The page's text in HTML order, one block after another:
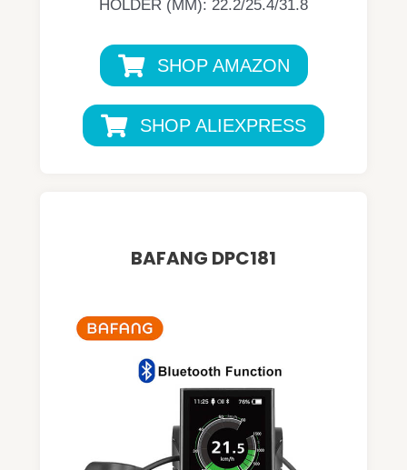
HOLDER (MM): 22.2/25.4/31.8
SHOP AMAZON
SHOP ALIEXPRESS
BAFANG DPC181